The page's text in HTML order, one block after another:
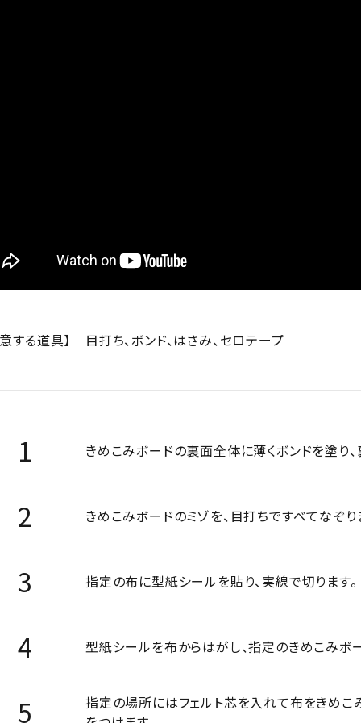
する道具】 目打ち、ボンド、はさみ、セロテープ
きめこみボードの裏面全体に薄くボンドを塗り
きめこみボードのミゾを、目打ちですべてなぞり
指定の布に型紙シールを貼り、実線で切ります。
型紙シールを布からはがし、指定のきめこみボ
指定の場所にはフェルト芯を入れて布をきめこ